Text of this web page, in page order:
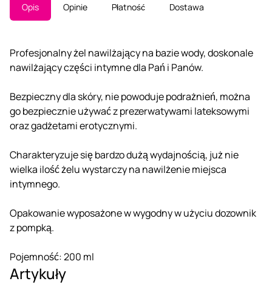
Opis Opinie Płatność Dostawa
Profesjonalny żel nawilżający na bazie wody, doskonale
nawilżający części intymne dla Pań i Panów.
Bezpieczny dla skóry, nie powoduje podrażnień, można
go bezpiecznie używać z prezerwatywami lateksowymi
oraz gadżetami erotycznymi.
Charakteryzuje się bardzo dużą wydajnością, już nie
wielka ilość żelu wystarczy na nawilżenie miejsca
intymnego.
Opakowanie wyposażone w wygodny w użyciu dozownik
z pompką.
Pojemność: 200 ml
Artykuły